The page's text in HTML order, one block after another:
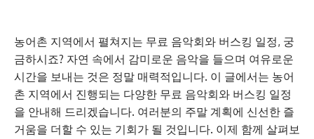
농어촌 지역에서 펼쳐지는 무료 음악회와 버스킹 일정, 궁
금하시죠? 자연 속에서 감미로운 음악을 들으며 여유로운
시간을 보내는 것은 정말 매력적입니다. 이 글에서는 농어
촌 지역에서 진행되는 다양한 무료 음악회와 버스킹 일정
을 안내해 드리겠습니다. 여러분의 주말 계획에 신선한 즐
거움을 더할 수 있는 기회가 될 것입니다. 이제 함께 살펴보